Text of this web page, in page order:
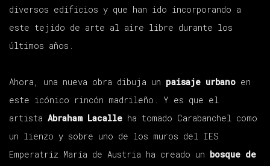
diversos edificios y que han ido incorporando a
este tejido de arte al aire libre durante los
últimos años.
Ahora, una nueva obra dibuja un paisaje urbano en
este icónico rincón madrileño. Y es que el
artista Abraham Lacalle ha tomado Carabanchel como
un lienzo y sobre uno de los muros del IES
Emperatriz María de Austria ha creado un bosque de